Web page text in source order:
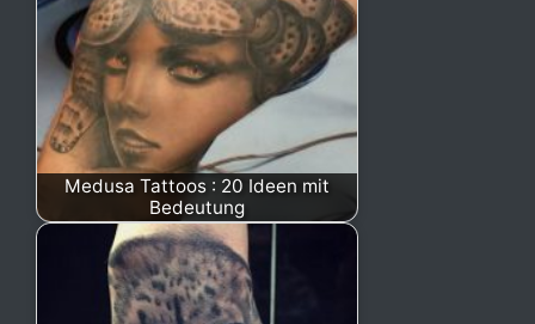
Medusa Tattoos : 20 Ideen mit
Bedeutung